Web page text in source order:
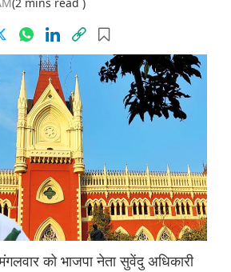
(2 mins read )
को भाजपा नेता सुवेंदु अधिकारी